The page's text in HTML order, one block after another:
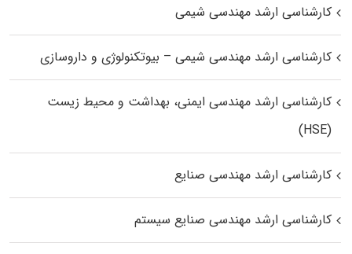
کارشناسی ارشد مهندسی شیمی
کارشناسی ارشد مهندسی شیمی – بیوتکنولوژی و داروسازی
کارشناسی ارشد مهندسی ایمنی، بهداشت و محیط زیست
(HSE)
کارشناسی ارشد مهندسی صنایع
کارشناسی ارشد مهندسی صنایع سیستم